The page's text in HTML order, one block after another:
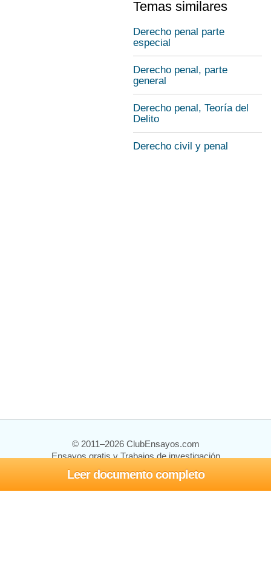
Leer documento completo
Temas similares
Derecho penal parte
especial
Derecho penal, parte
general
Derecho penal, Teoría del
Delito
Derecho civil y penal
© 2011–2026 ClubEnsayos.com
Ensayos gratis y Trabajos de investigación